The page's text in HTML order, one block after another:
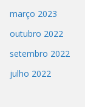
março 2023
outubro 2022
setembro 2022
julho 2022